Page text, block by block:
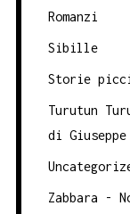
Romanzi
Sibille
Storie
Turutun
di
Zabbara -